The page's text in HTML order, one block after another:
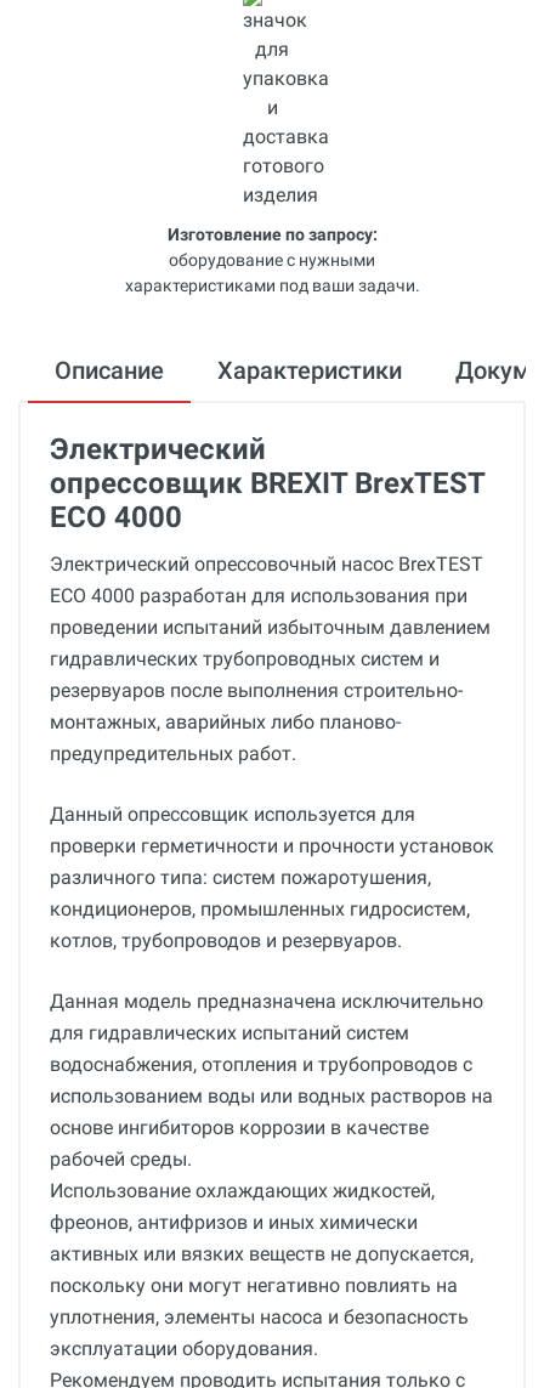
Изготовление по запросу:
оборудование с нужными
характеристиками под ваши задачи.
Описание Характеристики
Электрический
опрессовщик BREXIT BrexTEST
ECO 4000
Электрический опрессовочный насос BrexTEST
ECO 4000 разработан для использования при
проведении испытаний избыточным давлением
гидравлических трубопроводных систем и
резервуаров после выполнения строительно-
монтажных, аварийных либо планово-
предупредительных работ.
Данный опрессовщик используется для
проверки герметичности и прочности установок
различного типа: систем пожаротушения,
кондиционеров, промышленных гидросистем,
котлов, трубопроводов и резервуаров.
Данная модель предназначена исключительно
для гидравлических испытаний систем
водоснабжения, отопления и трубопроводов с
использованием воды или водных растворов на
основе ингибиторов коррозии в качестве
рабочей среды.
Использование охлаждающих жидкостей,
фреонов, антифризов и иных химически
активных или вязких веществ не допускается,
поскольку они могут негативно повлиять на
уплотнения, элементы насоса и безопасность
эксплуатации оборудования.
Рекомендуем проводить испытания только с